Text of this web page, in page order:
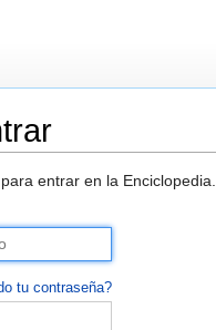
para entrar en la Enciclopedia.
tu contraseña?